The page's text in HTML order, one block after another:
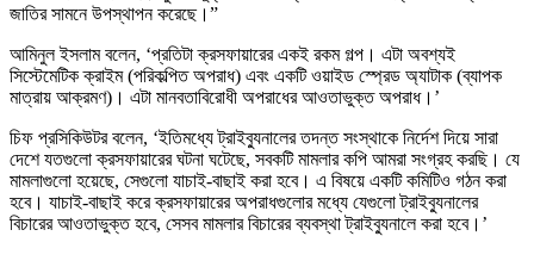
জাতির সামনে উপস্থাপন করেছে।”
আমিনুল ইসলাম বলেন, ‘প্রতিটা ক্রসফায়ারের একই রকম গল্প। এটা অবশ্যই
সিস্টেমেটিক ক্রাইম (পরিকল্পিত অপরাধ) এবং একটি ওয়াইড স্প্রেড অ্যাটাক (ব্যাপক
মাত্রায় আক্রমণ)। এটা মানবতাবিরোধী অপরাধের আওতাভুক্ত অপরাধ।’
চিফ প্রসিকিউটর বলেন, ‘ইতিমধ্যে ট্রাইব্যুনালের তদন্ত সংস্থাকে নির্দেশ দিয়ে সারা
দেশে যতগুলো ক্রসফায়ারের ঘটনা ঘটেছে, সবকটি মামলার কপি আমরা সংগ্রহ করছি। যে
মামলাগুলো হয়েছে, সেগুলো যাচাই-বাছাই করা হবে। এ বিষয়ে একটি কমিটিও গঠন করা
হবে। যাচাই-বাছাই করে ক্রসফায়ারের অপরাধগুলোর মধ্যে যেগুলো ট্রাইব্যুনালের
বিচারের আওতাভুক্ত হবে, সেসব মামলার বিচারের ব্যবস্থা ট্রাইব্যুনালে করা হবে।’